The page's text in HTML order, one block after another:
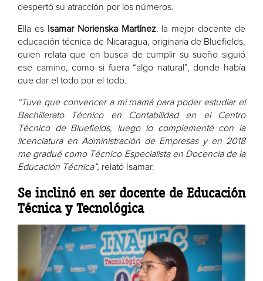
despertó su atracción por los números.
Ella es Isamar Norienska Martínez, la mejor docente de
educación técnica de Nicaragua, originaria de Bluefields,
quien relata que en busca de cumplir su sueño siguió
ese camino, como si fuera “algo natural”, donde había
que dar el todo por el todo.
“Tuve que convencer a mi mamá para poder estudiar el
Bachillerato Técnico en Contabilidad en el Centro
Técnico de Bluefields, luego lo complementé con la
licenciatura en Administración de Empresas y en 2018
me gradué como Técnico Especialista en Docencia de la
Educación Técnica”, relató Isamar.
Se inclinó en ser docente de Educación
Técnica y Tecnológica